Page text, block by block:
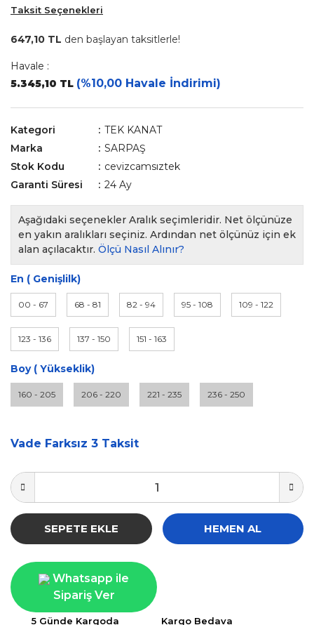
Taksit Seçenekleri
647,10 TL den başlayan taksitlerle!
Havale :
5.345,10 TL (%10,00 Havale İndirimi)
Kategori
TEK KANAT
Marka
SARPAŞ
Stok Kodu
cevizcamsıztek
Garanti Süresi
24 Ay
Aşağıdaki seçenekler Aralık seçimleridir. Net ölçünüze
en yakın aralıkları seçiniz. Ardından net ölçünüz için ek
alan açılacaktır. Ölçü Nasıl Alınır?
En ( Genişlilk)
00 - 67 68 - 81 82 - 94 95 - 108 109 - 122
123 - 136 137 - 150 151 - 163
Boy ( Yükseklik)
160 - 205 206 - 220 221 - 235 236 - 250
Vade Farksız 3 Taksit
SEPETE EKLE HEMEN AL
Whatsapp ile
Sipariş Ver
5 Günde Kargoda Kargo Bedava